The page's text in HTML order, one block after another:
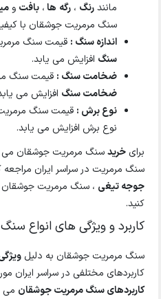
مانندرنگ ،رگه ها،بافت و
سنگ مرمریت جوشقان با
اندازه سنگ : قیمت سنگ
سنگ افزایش می یابد.
ضخامت سنگ : قیمت سنگ
ضخامت سنگ افزایش می
نوع برش : قیمت سنگ
نوع برش افزایش می یابد.
برایخریدسنگ مرمریت جوشقان می
سنگ مرمریت در سراسر ایران
جوجه تیغی ، سنگ مرمریت جوشقان
کنید.
کاربرد و ویژگی های انواع
سنگ مرمریت جوشقان به دلیل
کاربردهای مختلفی در سراسر ایران
کاربردهای سنگ مرمریت جوشقان می